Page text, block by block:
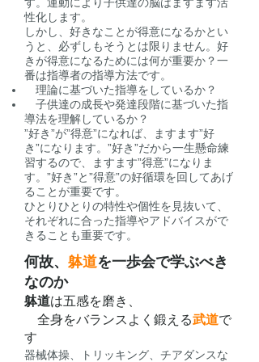
性化します。
しかし、好きなことが得意になるかとい
うと、必ずしもそうとは限りません。好
きが得意になるためには何が重要か？一
番は指導者の指導方法です。
理論に基づいた指導をしているか？
子供達の成長や発達段階に基づいた指
導法を理解しているか？
”好き”が”得意”になれば、ますます”好
き”になります。”好き”だから一生懸命練
習するので、ますます”得意”になりま
す。”好き”と”得意”の好循環を回してあげ
ることが重要です。
​ひとりひとりの特性や個性を見抜いて、
それぞれに合った指導やアドバイスがで
きることも重要です。
何故、 躰道を一歩会で学ぶべき
なのか
躰道は五感を磨き、
​ 全身をバランスよく鍛える武道で
す
器械体操、トリッキング、チアダンスな